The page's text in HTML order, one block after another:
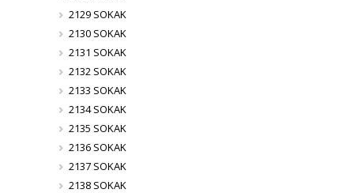
2129 SOKAK
2130 SOKAK
2131 SOKAK
2132 SOKAK
2133 SOKAK
2134 SOKAK
2135 SOKAK
2136 SOKAK
2137 SOKAK
2138 SOKAK